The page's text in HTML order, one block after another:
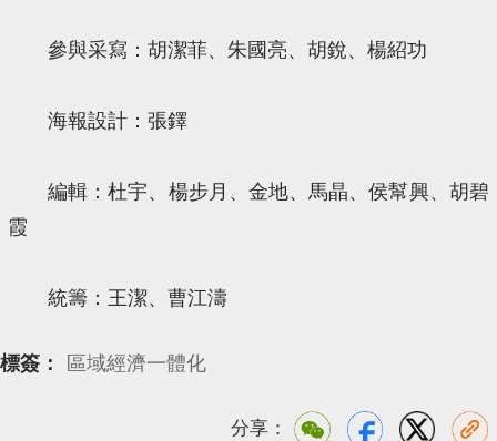
參與采寫：胡潔菲、朱國亮、胡銳、楊紹功
海報設計：張鐸
編輯：杜宇、楊步月、金地、馬晶、侯幫興、胡碧
霞
統籌：王潔、曹江濤
標簽： 區域經濟一體化
分享：